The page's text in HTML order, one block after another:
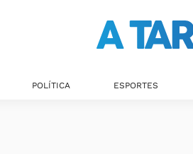
POLÍTICA ESPORTES